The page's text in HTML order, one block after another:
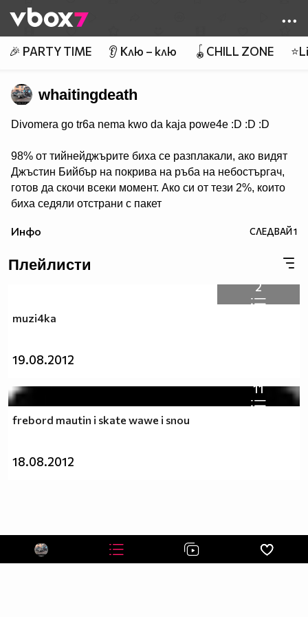
👾
🎉 PARTY TIME 👂 Клю – клю 🪀CHILL ZONE
whaitingdeath
Divomera go tr6a nema kwo da kaja powe4e :D :D :D
98% от тийнейджърите биха се разплакали, ако видят
Джъстин Бийбър на покрива на ръба на небостъргач,
готов да скочи всеки момент. Ако си от тези 2%, които
биха седяли отстрани с пакет
ХАРЕСЙ ТОВА
Инфо СЛЕДВАЙ1
Плейлисти
2
muzi4ka
19.08.2012
11
frebord mautin i skate wawe i snou
18.08.2012